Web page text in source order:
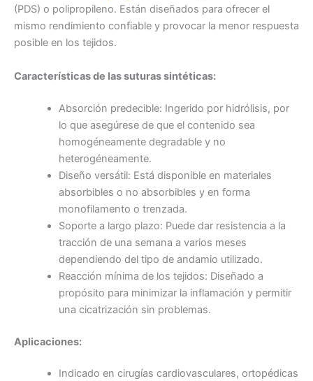
(PDS) o polipropileno. Están diseñados para ofrecer el
mismo rendimiento confiable y provocar la menor respuesta
posible en los tejidos.
Características de las suturas sintéticas:
Absorción predecible: Ingerido por hidrólisis, por
lo que asegúrese de que el contenido sea
homogéneamente degradable y no
heterogéneamente.
Diseño versátil: Está disponible en materiales
absorbibles o no absorbibles y en forma
monofilamento o trenzada.
Soporte a largo plazo: Puede dar resistencia a la
tracción de una semana a varios meses
dependiendo del tipo de andamio utilizado.
Reacción mínima de los tejidos: Diseñado a
propósito para minimizar la inflamación y permitir
una cicatrización sin problemas.
Aplicaciones:
Indicado en cirugías cardiovasculares, ortopédicas